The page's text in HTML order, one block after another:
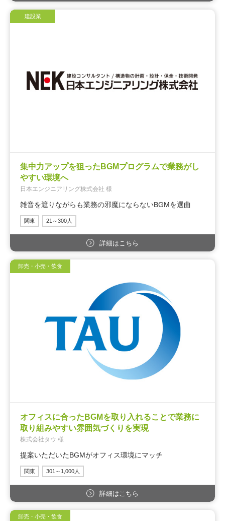
建設業
集中力アップを狙ったBGMプログラムで業務がし
やすい環境へ
日本エンジニアリング株式会社 様
雑音を遮りながらも業務の邪魔にならないBGMを選曲
関東 21～300人
詳細はこちら
卸売・小売・飲食
オフィスに合ったBGMを取り入れることで業務に
取り組みやすい雰囲気づくりを実現
株式会社タウ 様
提案いただいたBGMがオフィス環境にマッチ
関東 301～1,000人
詳細はこちら
卸売・小売・飲食